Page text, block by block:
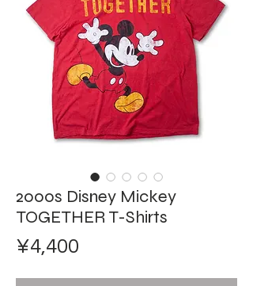
2000s Disney Mickey
TOGETHER T-Shirts
¥4,400